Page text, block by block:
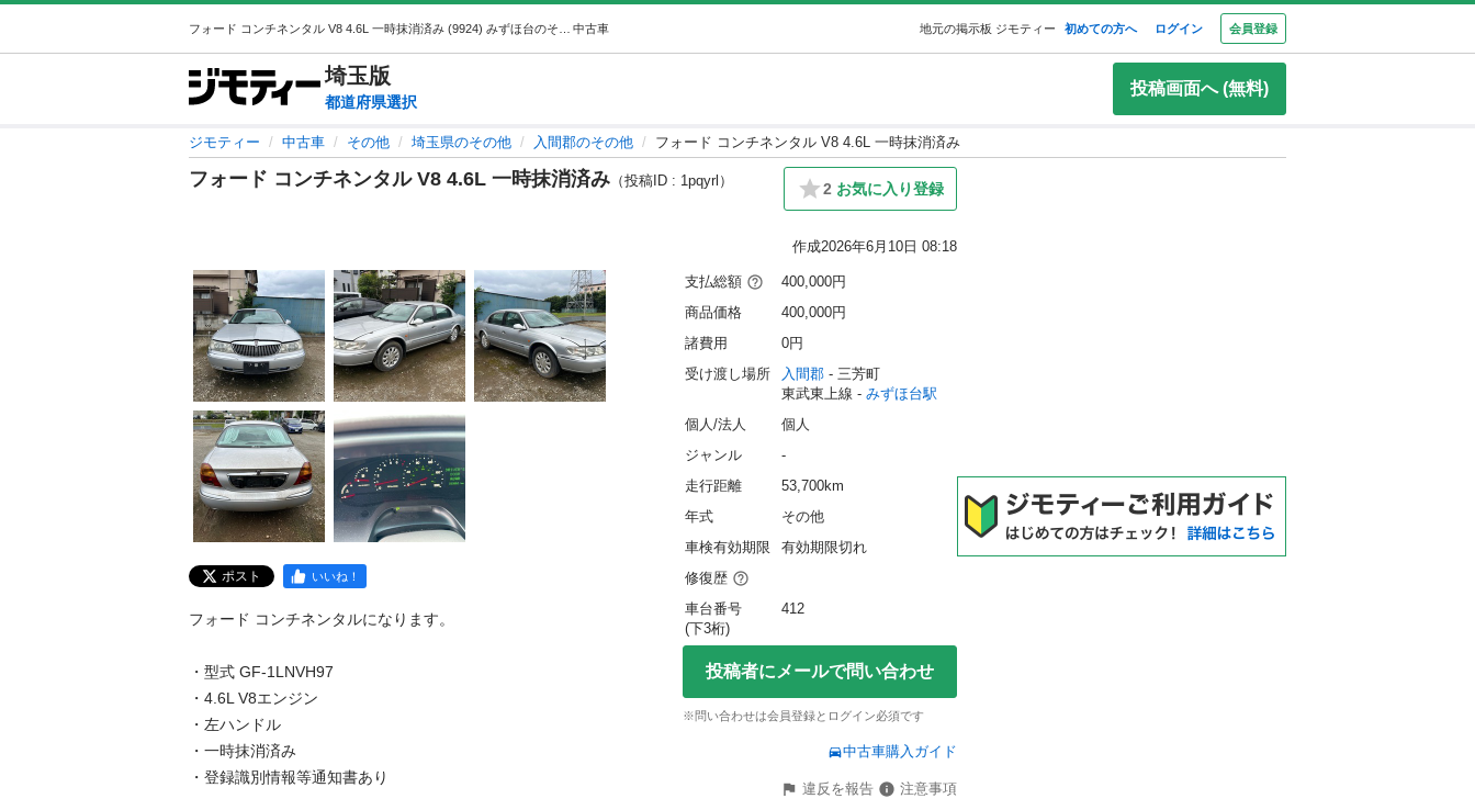
中古車 地元の掲示板 ジモティー 初めての方へ ログイン 会員登録
埼玉版
都道府県選択
投稿画面へ (無料)
ジモティー 中古車 その他 埼玉県のその他 入間郡のその他 フォード コンチネンタル V8 4.6L 一時抹消済み
フォード コンチネンタル V8 4.6L 一時抹消済み （投稿ID : 1pqyrl） 2 お気に入り登録
作成2026年6月10日 08:18
ポスト いいね！
フォード コンチネンタルになります。
・型式 GF-1LNVH97
・4.6L V8エンジン
・左ハンドル
・一時抹消済み
・登録識別情報等通知書あり
支払総額
400,000円
商品価格
400,000円
諸費用
0円
受け渡し場所
入間郡 - 三芳町
東武東上線 - みずほ台駅
個人/法人
個人
ジャンル
-
走行距離
53,700km
年式
その他
車検有効期限
有効期限切れ
修復歴
車台番号
(下3桁)
412
投稿者にメールで問い合わせ
※問い合わせは会員登録とログイン必須です
中古車購入ガイド
違反を報告
注意事項